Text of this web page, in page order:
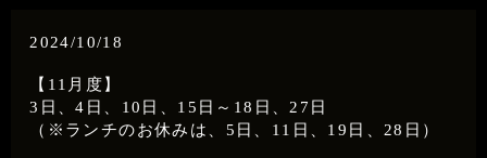
2024/10/18
【11月度】
3日、4日、10日、15日～18日、27日
（※ランチのお休みは、5日、11日、19日、28日）